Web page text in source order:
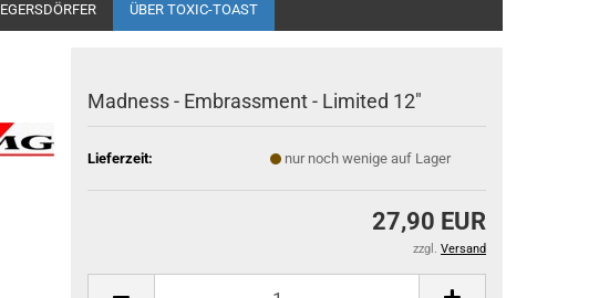
EGERSDÖRFER ÜBER TOXIC-TOAST
Madness - Embrassment - Limited 12"
Lieferzeit: nur noch wenige auf Lager
27,90 EUR
zzgl. Versand